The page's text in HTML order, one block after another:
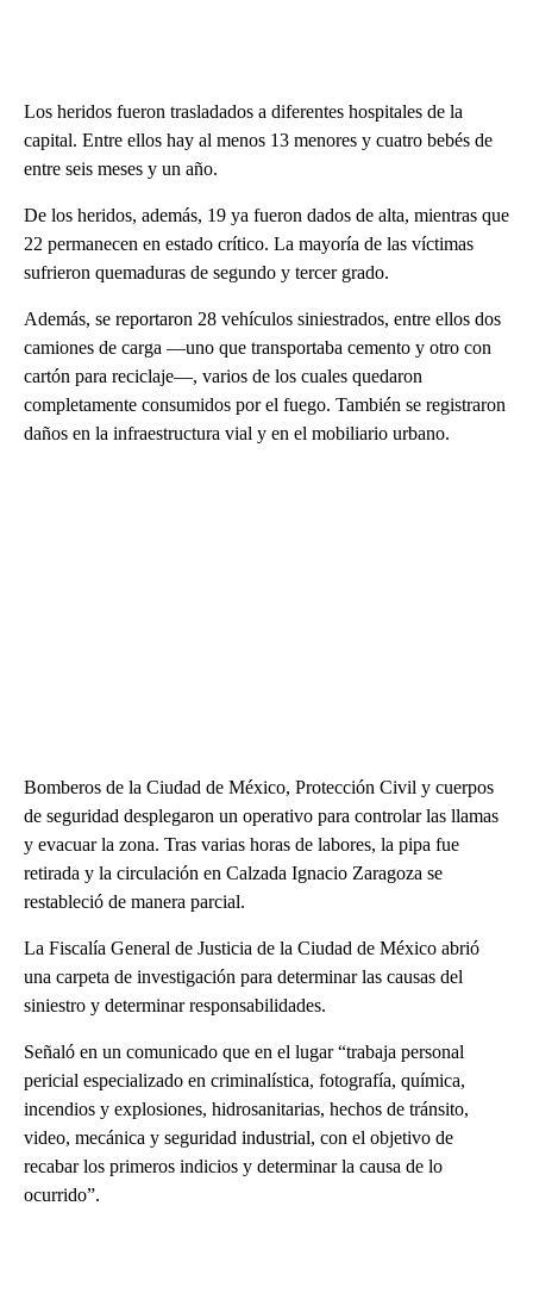
Los heridos fueron trasladados a diferentes hospitales de la
capital. Entre ellos hay al menos 13 menores y cuatro bebés de
entre seis meses y un año.
De los heridos, además, 19 ya fueron dados de alta, mientras que
22 permanecen en estado crítico. La mayoría de las víctimas
sufrieron quemaduras de segundo y tercer grado.
Además, se reportaron 28 vehículos siniestrados, entre ellos dos
camiones de carga —uno que transportaba cemento y otro con
cartón para reciclaje—, varios de los cuales quedaron
completamente consumidos por el fuego. También se registraron
daños en la infraestructura vial y en el mobiliario urbano.
Bomberos de la Ciudad de México, Protección Civil y cuerpos
de seguridad desplegaron un operativo para controlar las llamas
y evacuar la zona. Tras varias horas de labores, la pipa fue
retirada y la circulación en Calzada Ignacio Zaragoza se
restableció de manera parcial.
La Fiscalía General de Justicia de la Ciudad de México abrió
una carpeta de investigación para determinar las causas del
siniestro y determinar responsabilidades.
Señaló en un comunicado que en el lugar “trabaja personal
pericial especializado en criminalística, fotografía, química,
incendios y explosiones, hidrosanitarias, hechos de tránsito,
video, mecánica y seguridad industrial, con el objetivo de
recabar los primeros indicios y determinar la causa de lo
ocurrido”.